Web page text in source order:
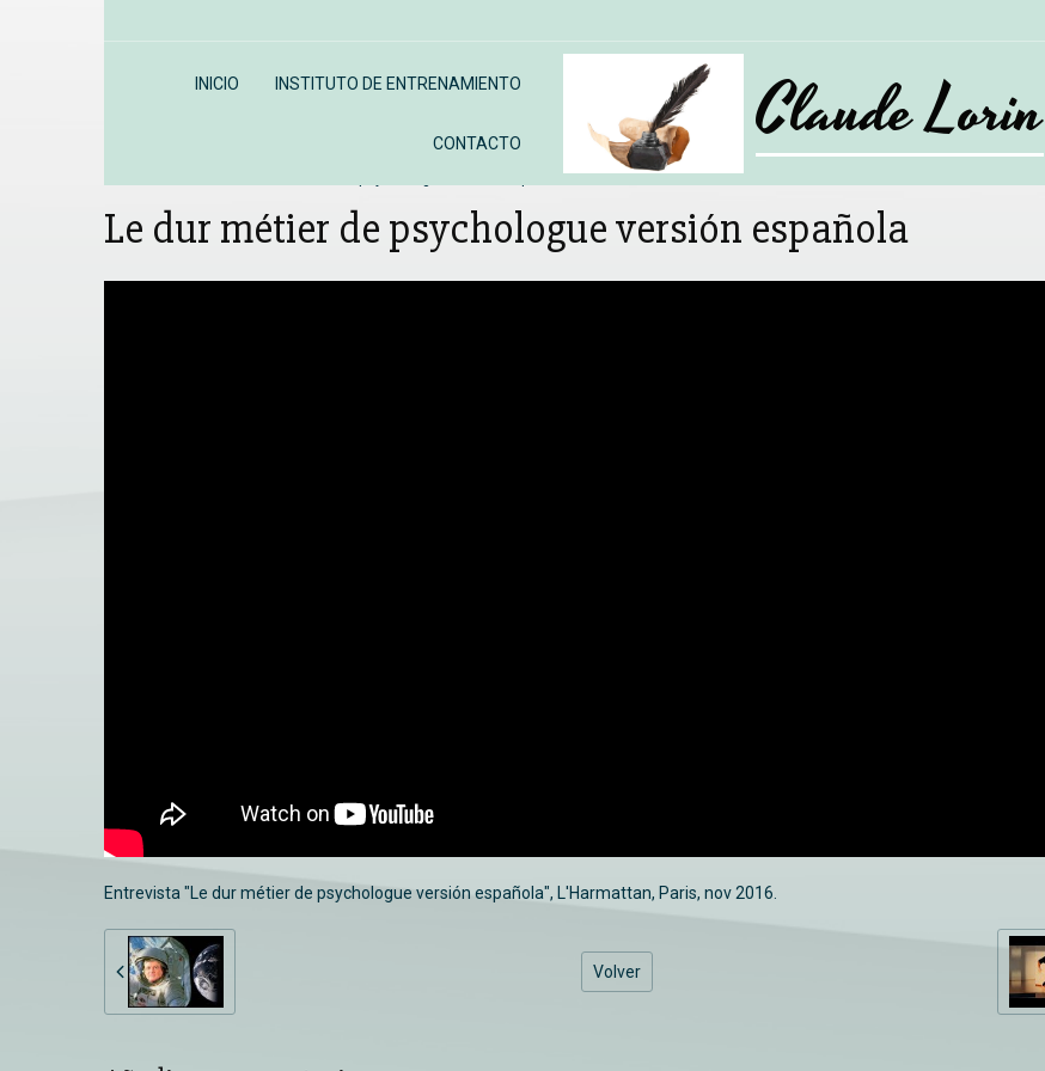
INICIO INSTITUTO DE ENTRENAMIENTO
CONTACTO Claude Lorin
Le dur métier de psychologue versión española
Le dur métier de psychologue versión española
Entrevista "Le dur métier de psychologue versión española", L'Harmattan, Paris, nov 2016.
Volver